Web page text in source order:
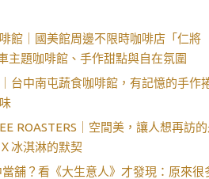
館｜國美館周邊不限時咖啡店「仁將
主題咖啡館、手作甜點與自在氛圍
台中南屯蔬食咖啡館，有記憶的手作
ROASTERS｜空間美，讓人想再訪
冰淇淋的默契
舖？看《大生意人》才發現：原來很